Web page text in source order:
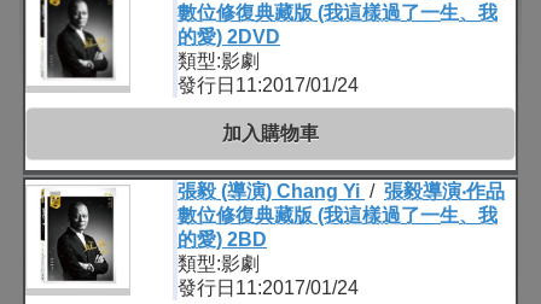
數位修復典藏版 (我這樣過了一生、我
的愛) 2DVD
類型:影劇
發行日11:2017/01/24
加入購物車
張毅 (導演) Chang Yi / 張毅導演‧作品
數位修復典藏版 (我這樣過了一生、我
的愛) 2BD
類型:影劇
發行日11:2017/01/24